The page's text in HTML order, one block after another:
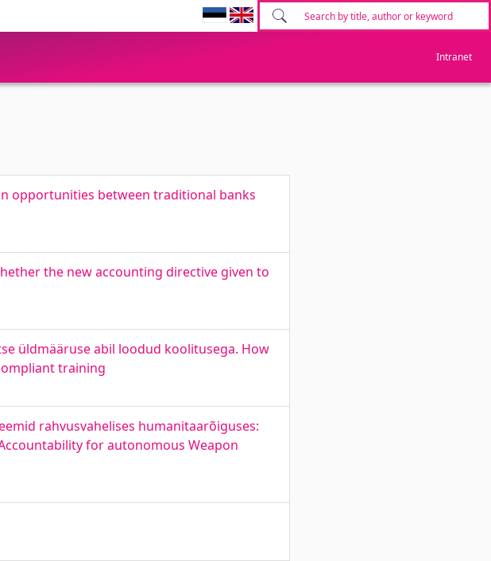
Intranet
opportunities between traditional banks
the new accounting directive given to
üldmääruse abil loodud koolitusega. How
training
rahvusvahelises humanitaarõiguses:
for autonomous Weapon